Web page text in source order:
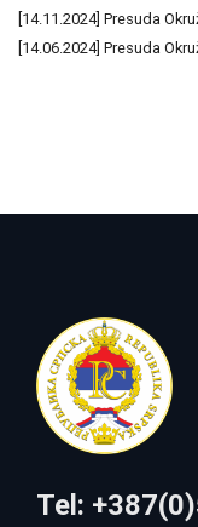
[14.11.2024] Presuda
[14.06.2024] Presuda
Tel: